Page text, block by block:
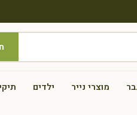
מוצרי נייר ילדים